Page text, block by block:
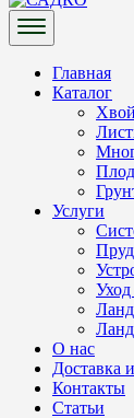
САДКО
Главная
Каталог
Услуги
Уход
О нас
Доставка
Контакты
Cтатьи